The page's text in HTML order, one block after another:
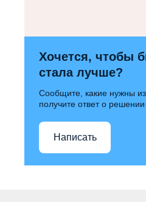
Хочется, чтобы
стала лучше?
Сообщите, какие нужны
получите ответ о решении
Написать